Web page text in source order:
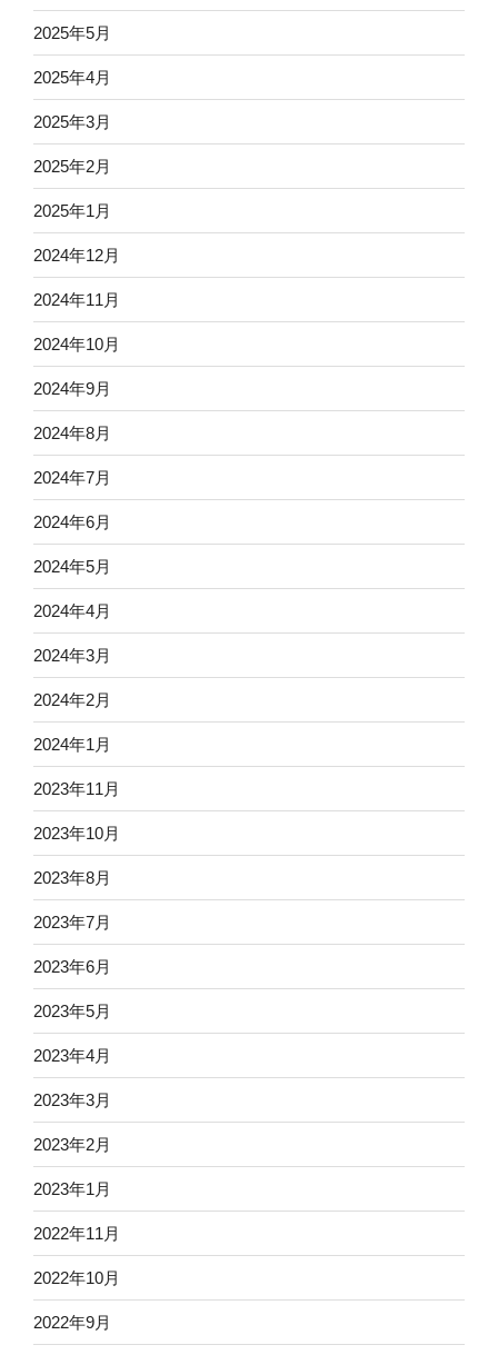
2025年5月
2025年4月
2025年3月
2025年2月
2025年1月
2024年12月
2024年11月
2024年10月
2024年9月
2024年8月
2024年7月
2024年6月
2024年5月
2024年4月
2024年3月
2024年2月
2024年1月
2023年11月
2023年10月
2023年8月
2023年7月
2023年6月
2023年5月
2023年4月
2023年3月
2023年2月
2023年1月
2022年11月
2022年10月
2022年9月